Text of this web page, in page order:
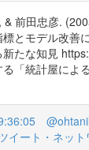
前田忠彦.
とモデル改善
たな知見
「統計屋によ
イート・ネッ